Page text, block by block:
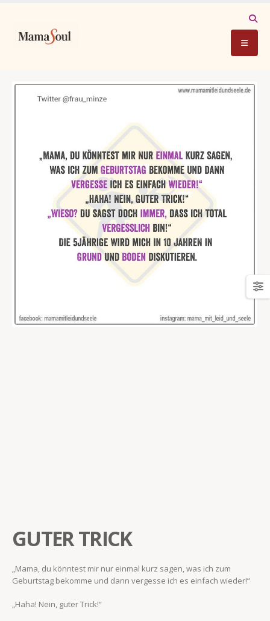
GUTER TRICK
„Mama, du könntest mir nur einmal kurz sagen, was ich zum
Geburtstag bekomme und dann vergesse ich es einfach wieder!“
„Haha! Nein, guter Trick!“